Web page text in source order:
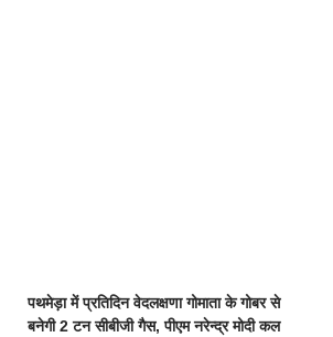
पथमेड़ा में प्रतिदिन वेदलक्षणा गोमाता के गोबर से
बनेगी 2 टन सीबीजी गैस, पीएम नरेन्द्र मोदी कल